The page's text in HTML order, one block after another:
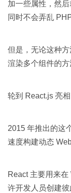
加一些属性，然
同时不会弄乱
但是，无论这种
渲染多个组件的方
轮到 React.js 亮相
2015 年推出的这
速度构建动态
React 主要用来
许开发人员创建